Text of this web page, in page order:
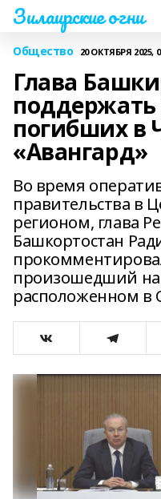
Зилаирские огни
Общество 20 ОКТЯБРЯ 2025,
Глава
погибших в
«Авангард»
Во время
правительства в
регионом, глава
Башкортостан
произошедший на
расположенном в